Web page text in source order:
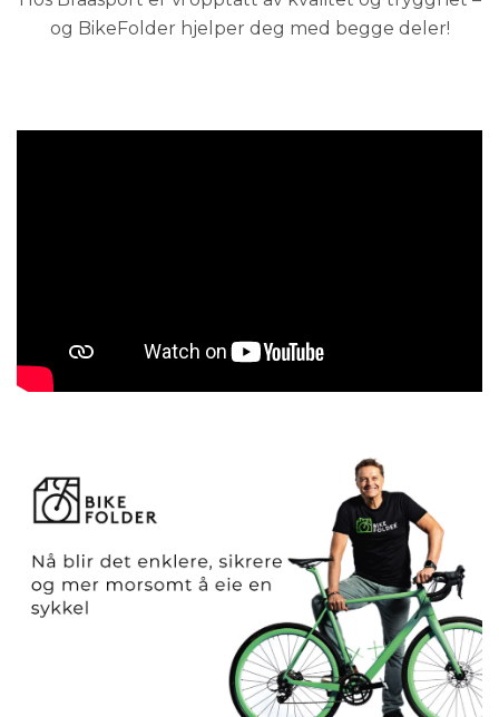
og BikeFolder hjelper deg med begge deler!